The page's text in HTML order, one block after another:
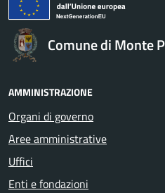
Comune di Monte
AMMINISTRAZIONE
Organi di governo
Aree amministrative
Uffici
Enti e fondazioni